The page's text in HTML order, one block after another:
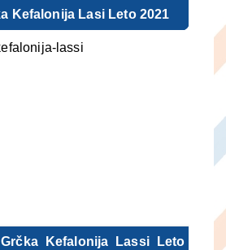
Kefalonija Lasi Leto 2021
Kefalonija Lassi Leto